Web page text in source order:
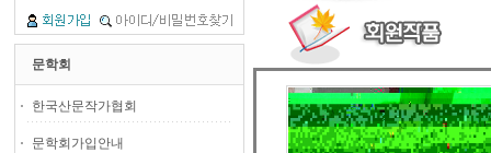
문학회
한국산문작가협회
문학회가입안내